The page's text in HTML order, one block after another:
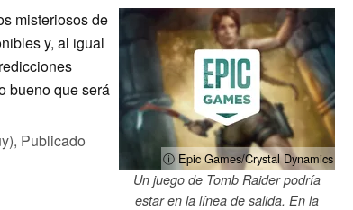
ⓘ Epic Games/Crystal Dynamics
Un juego de Tomb Raider podría
estar en la línea de salida. En la
misteriosos de
y, al igual
bueno que será
Publicado